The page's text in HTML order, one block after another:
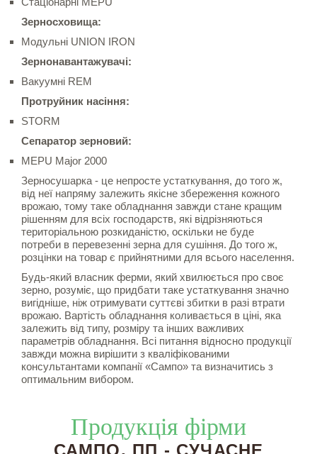
Зерносховища:
Модульні UNION IRON
Зернонавантажувачі:
Вакуумні REM
Протруйник насіння:
STORM
Сепаратор зерновий:
MEPU Major 2000
Зерносушарка - це непросте устаткування, до того ж,
від неї напряму залежить якісне збереження кожного
врожаю, тому таке обладнання завжди стане кращим
рішенням для всіх господарств, які відрізняються
територіальною розкиданістю, оскільки не буде
потреби в перевезенні зерна для сушіння. До того ж,
розцінки на товар є прийнятними для всього населення.
Будь-який власник ферми, який хвилюється про своє
зерно, розуміє, що придбати таке устаткування значно
вигідніше, ніж отримувати суттєві збитки в разі втрати
врожаю. Вартість обладнання коливається в ціні, яка
залежить від типу, розміру та інших важливих
параметрів обладнання. Всі питання відносно продукції
завжди можна вирішити з кваліфікованими
консультантами компанії «Сампо» та визначитись з
оптимальним вибором.
Продукція фірми